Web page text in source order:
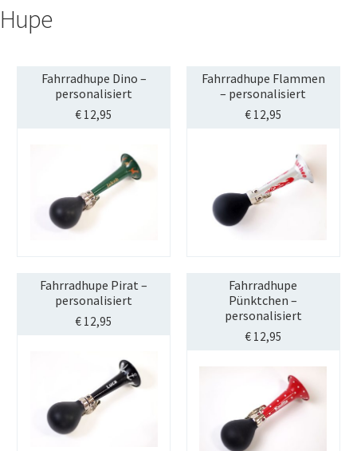
Klingeln und Hupen
Fragen und Antworten
STREET-TAG® Ersatz-Folien
Händler
Über Happy Wheel
Geschichte
Hupe
Fahrradhupe Dino –
personalisiert
€ 12,95
Fahrradhupe Flammen
– personalisiert
€12,95
Fahrradhupe Pirat –
personalisiert
€ 12,95
Fahrradhupe
Pünktchen –
personalisiert
€12,95